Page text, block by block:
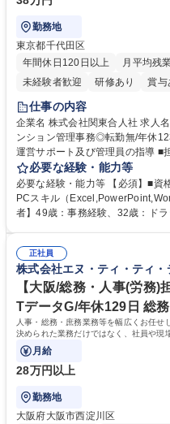
勤務地
東京都千代田区
年間休日120日以上
月平均残
未経験者歓迎
研修あり 賞与
仕事の内容
企業名 株式会社関東合人社 求人名 未経験・ベテラン歓迎【お茶の水】マ
ンション管理事務◎転勤無/年休123日 仕事の内容 ■マンション管理
運営サポート及び管理員の指導 ■
事務所内での事務業務等 ★異業界
【年収補足】532万円 ＋別途イン
実績） ＋管理業務主任者資格手
人社計画研究所社のグループ会社
無/年休123日
必要な経験・能力等
必要な経験・能力等 【必須】■資
PCスキル（Excel,PowerPoint,Word） ■積極的に行動できる方
者】49歳：事務経験、32歳：ドラッグストア
得出来ております！ 【魅力】■フ
を一律支給！ ■管理業務主任者資格取得後には50,000円/月の手当あり！
学歴・資格 学歴：大学院 大学
一種運転免許普通自動車
正社員
株式会社エヌ・ティ・ティ
【大阪/総務・人事(労務
TデータG/年休129日 総務
人事・総務・庶務業務等を幅広くお任せ
決められた業務だけではなく、社員や現
て柔軟に対応いただくことを期待します。
月給
28万円以上
勤務地
大阪府大阪市西淀川区